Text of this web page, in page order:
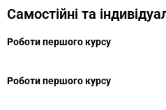
Самостійні та
Роботи першого курсу
Роботи першого курсу